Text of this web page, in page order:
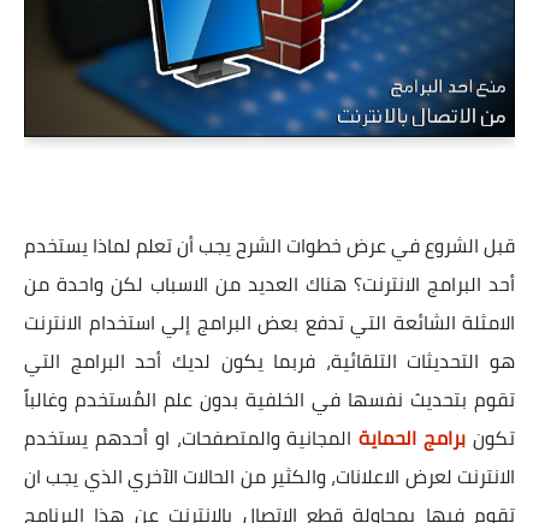
قبل الشروع في عرض خطوات الشرح يجب أن تعلم لماذا يستخدم
أحد البرامج الانترنت؟ هناك العديد من الاسباب لكن واحدة من
الامثلة الشائعة التي تدفع بعض البرامج إلي استخدام الانترنت
هو التحديثات التلقائية، فربما يكون لديك أحد البرامج التي
تقوم بتحديث نفسها في الخلفية بدون علم المُستخدم وغالباً
تكون برامج الحمايةالمجانية والمتصفحات، او أحدهم يستخدم
الانترنت لعرض الاعلانات، والكثير من الحالات الآخري الذي يجب ان
تقوم فيها بمحاولة قطع الاتصال بالانترنت عن هذا البرنامج